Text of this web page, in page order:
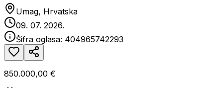
Umag, Hrvatska
09. 07. 2026.
Šifra oglasa: 404965742293
850.000,00 €